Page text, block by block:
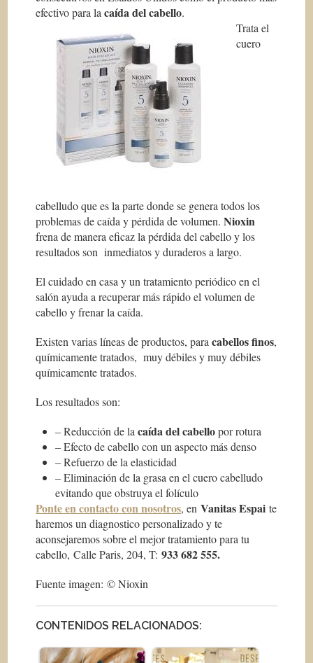
efectivo para lacaída del cabello.
Trata el
cuero
cabelludo que es la parte donde se genera todos los
problemas de caída y pérdida de volumen.Nioxin
frena de manera eficaz la pérdida del cabello y los
resultados son inmediatos y duraderos a largo.
El cuidado en casa y un tratamiento periódico en el
salón ayuda a recuperar más rápido el volumen de
cabello y frenar la caída.
Existen varias líneas de productos, paracabellos finos,
químicamente tratados, muy débiles y muy débiles
químicamente tratados.
Los resultados son:
– Reducción de lacaída del cabellopor rotura
– Efecto de cabello con un aspecto más denso
– Refuerzo de la elasticidad
– Eliminación de la grasa en el cuero cabelludo
evitando que obstruya el folículo
Ponte en contacto con nosotros, enVanitas Espai te
haremos un diagnostico personalizado y te
aconsejaremos sobre el mejor tratamiento para tu
cabello, Calle Paris, 204, T:933 682 555.
Fuente imagen: © Nioxin
CONTENIDOS RELACIONADOS: